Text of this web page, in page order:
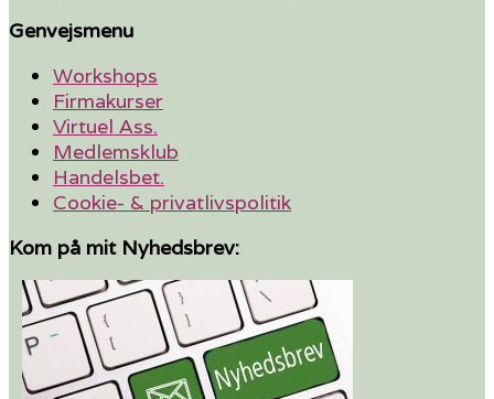
Genvejsmenu
Workshops
Firmakurser
Virtuel Ass.
Medlemsklub
Handelsbet.
Cookie- & privatlivspolitik
Kom på mit Nyhedsbrev: